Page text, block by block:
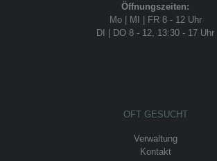
Öffnungszeiten:
Mo | MI | FR 8 - 12 Uhr
DI | DO 8 - 12, 13:30 - 17 Uhr
OFT GESUCHT
Verwaltung
Kontakt